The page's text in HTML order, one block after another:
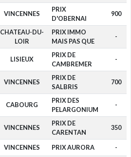
VINCENNES
PRIX
D'OBERNAI
900
CHATEAU-DU-
LOIR
PRIX IMMO
MAIS PAS QUE
-
LISIEUX
PRIX DE
CAMBREMER
-
VINCENNES
PRIX DE
SALBRIS
700
CABOURG
PRIX DES
PELARGONIUM
-
VINCENNES
PRIX DE
CARENTAN
350
VINCENNES PRIX AURORA -